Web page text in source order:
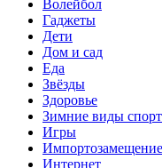
Волейбол
Гаджеты
Дети
Дом и сад
Еда
Звёзды
Здоровье
Зимние виды
Игры
Импортозамещение
Интернет